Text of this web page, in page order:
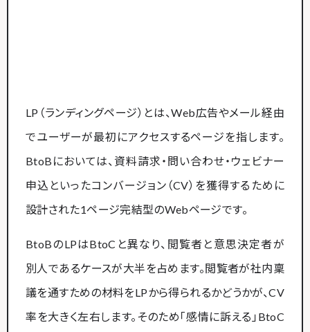
LP（ランディングページ）とは、Web広告やメール経由
でユーザーが最初にアクセスするページを指します。
BtoBにおいては、資料請求・問い合わせ・ウェビナー
申込といったコンバージョン（CV）を獲得するために
設計された1ページ完結型のWebページです。
BtoBのLPはBtoCと異なり、閲覧者と意思決定者が
別人であるケースが大半を占めます。閲覧者が社内稟
議を通すための材料をLPから得られるかどうかが、CV
率を大きく左右します。そのため「感情に訴える」BtoC